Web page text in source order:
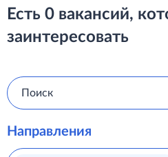
Есть 0 вакансий,
заинтересовать
Направления